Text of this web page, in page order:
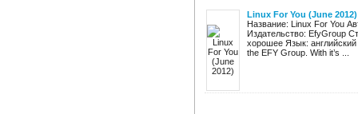
Linux For You (June 2012)
Название: Linux For You
Издательство: EfyGroup
хорошее Язык:
the EFY Group. With it’s ...